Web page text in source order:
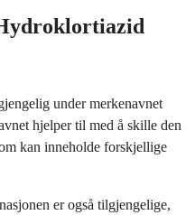
under merkenavnet
hjelper til med å skille den
kan inneholde forskjellige
er også tilgjengelige,